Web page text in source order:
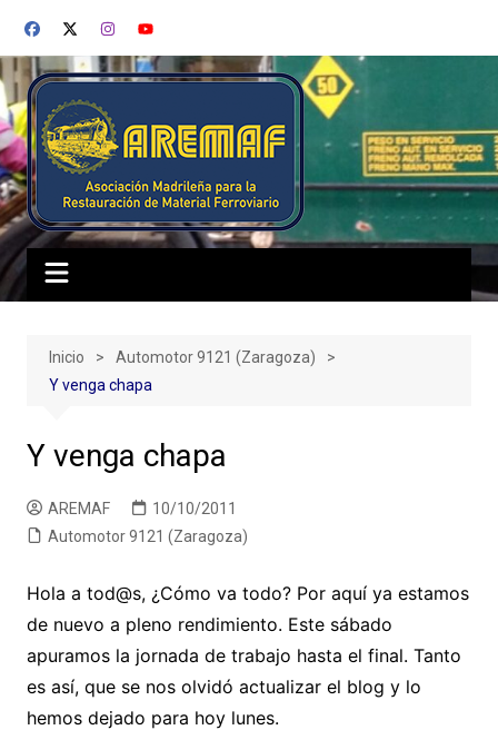
contenido
Inicio
Automotor 9121 (Zaragoza)
Y venga chapa
Y venga chapa
AREMAF
10/10/2011
Automotor 9121 (Zaragoza)
Hola a tod@s, ¿Cómo va todo? Por aquí ya estamos
de nuevo a pleno rendimiento. Este sábado
apuramos la jornada de trabajo hasta el final. Tanto
es así, que se nos olvidó actualizar el blog y lo
hemos dejado para hoy lunes.